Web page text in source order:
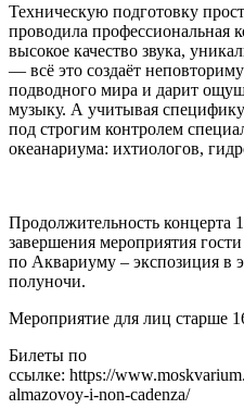
Техническую подготовку
проводила профессиональная
высокое качество звука,
— всё это создаёт
подводного мира и дарит
музыку. А учитывая
под строгим контролем
океанариума: ихтиологов,
Продолжительность концерта
завершения мероприятия
по Аквариуму – экспозиция в
полуночи.
Мероприятие для лиц старше
Билеты по
ссылке: https://
almazovoy-i-non-cadenza/